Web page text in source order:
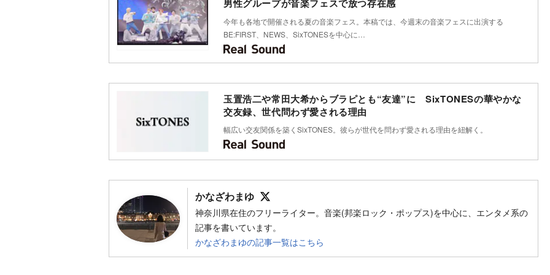
男性グループが音楽フェスで放つ存在感
今年も各地で開催される夏の音楽フェス。本稿では、今週末の音楽フェスに出演する
BE:FIRST、NEWS、SixTONESを中心に…
玉置浩二や常田大希からブラピとも“友達”に SixTONESの華やかな
交友録、世代問わず愛される理由
幅広い交友関係を築くSixTONES。彼らが世代を問わず愛される理由を紐解く。
かなざわまゆ
神奈川県在住のフリーライター。音楽(邦楽ロック・ポップス)を中心に、エンタメ系の
記事を書いています。
かなざわまゆの記事一覧はこちら